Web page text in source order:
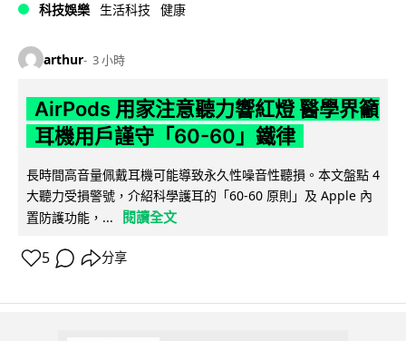
科技娛樂 生活科技 健康
arthur 3 小時
AirPods 用家注意聽力響紅燈 醫學界籲
耳機用戶謹守「60-60」鐵律
長時間高音量佩戴耳機可能導致永久性噪音性聽損。本文盤點 4
大聽力受損警號，介紹科學護耳的「60-60 原則」及 Apple 內
置防護功能，...
閱讀全文
5 分享